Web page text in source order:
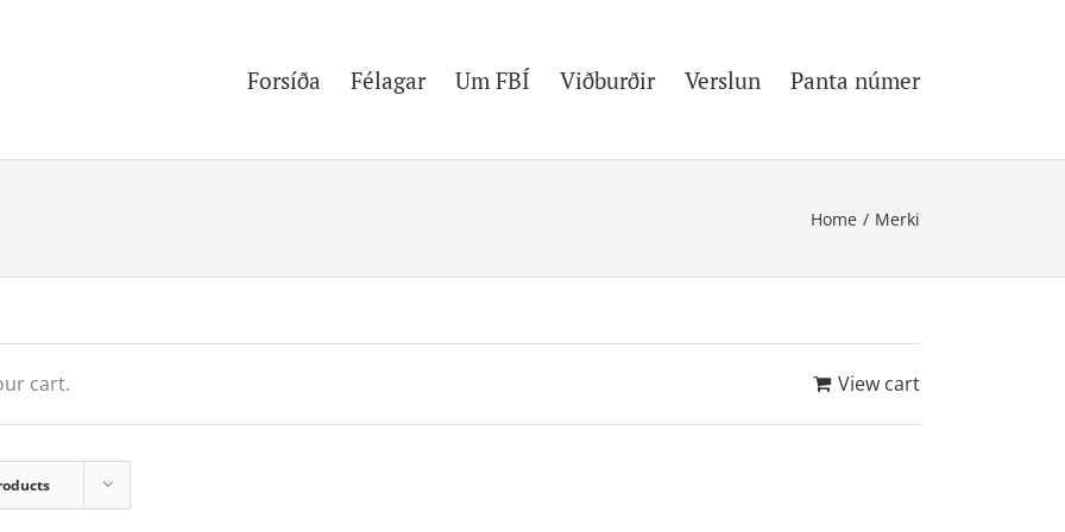
Forsíða Félagar Um FBÍ Viðburðir Verslun Panta númer
Home / Merki
View cart
cart.